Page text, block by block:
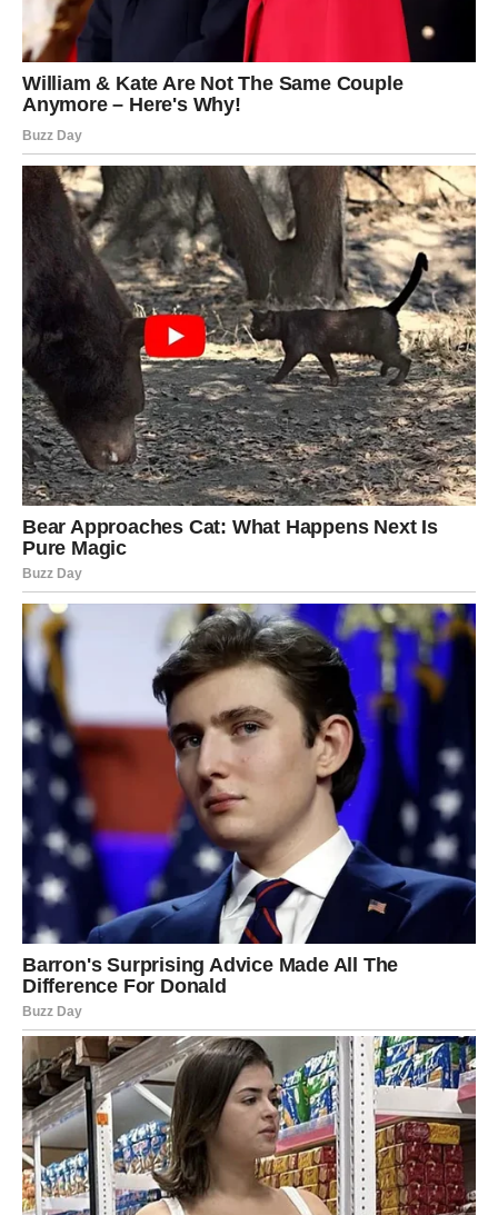
snovi nose poruke.
Šta donosi nedelja?
Duboka emotivna istina.
Pomak u odnosu koji vam znači.
Povoljan ishod u vezi posla.
Poruka koja nosi snažnu simboliku.
Slobodne Ribe dobijaju priliku za karmički susret —
osoba koja ulazi ima važnu ulogu u vašoj budućnosti.
Poruka nedelje:
Verujte znakovima — vode vas prema nečemu velikom.